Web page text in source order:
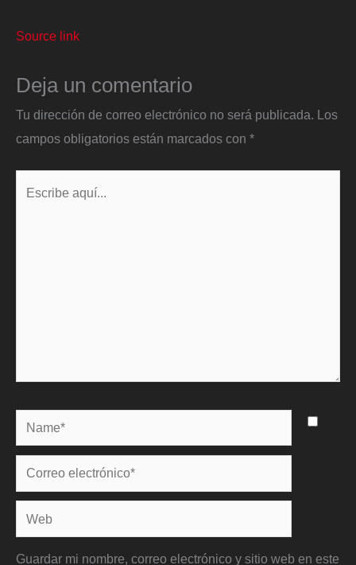
Source link
Deja un comentario
Tu dirección de correo electrónico no será publicada. Los
campos obligatorios están marcados con *
Name*
Correo
electrónico*
Web
Guardar mi nombre, correo electrónico y sitio web en este